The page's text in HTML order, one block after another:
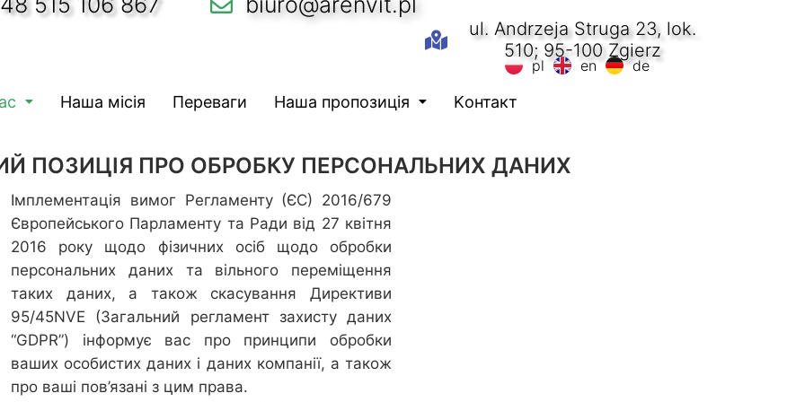
ul. Andrzeja Struga 23, lok.
510; 95-100 Zgierz
pl en de
Наша місія Переваги Наша пропозиція Kонтакт
ПОЗИЦІЯ ПРО ОБРОБКУ ПЕРСОНАЛЬНИХ ДАНИХ
Імплементація вимог Регламенту (ЄС) 2016/679
Європейського Парламенту та Ради від 27 квітня
2016 року щодо фізичних осіб щодо обробки
персональних даних та вільного переміщення
таких даних, а також скасування Директиви
95/45NVE (Загальний регламент захисту даних
“GDPR”) інформує вас про принципи обробки
ваших особистих даних і даних компанії, а також
про ваші пов’язані з цим права.